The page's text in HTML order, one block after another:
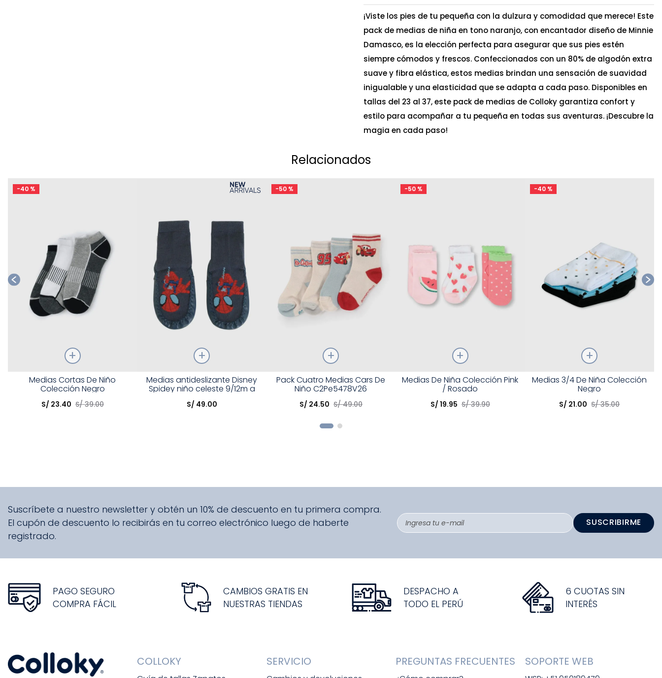
¡Viste los pies de tu pequeña con la dulzura y comodidad que merece! Este
pack de medias de niña en tono naranjo, con encantador diseño de Minnie
Damasco, es la elección perfecta para asegurar que sus pies estén
siempre cómodos y frescos. Confeccionados con un 80% de algodón extra
suave y fibra elástica, estos medias brindan una sensación de suavidad
inigualable y una elasticidad que se adapta a cada paso. Disponibles en
tallas del 23 al 37, este pack de medias de Colloky garantiza confort y
estilo para acompañar a tu pequeña en todas sus aventuras. ¡Descubre la
magia en cada paso!
Relacionados
-40 %
Elige una opción
Medias Cortas De Niño
Colección Negro
S/ 23.40 S/ 39.00
Talla
Elige una opción
Medias antideslizante Disney
Spidey niño celeste 9/12m a
2/3A
S/ 49.00
-50 %
Talla
Elige una opción
Pack Cuatro Medias Cars De
Niño C2Pe5478V26
S/ 24.50 S/ 49.00
-50 %
Talla
Elige una opción
Medias De Niña Colección Pink
/ Rosado
S/ 19.95 S/ 39.90
-40 %
Talla
Elige una opción
Medias 3/4 De Niña Colección
Negro
S/ 21.00 S/ 35.00
Suscríbete a nuestro newsletter y obtén un 10% de descuento en tu primera compra.
El cupón de descuento lo recibirás en tu correo electrónico luego de haberte
registrado.
SUSCRIBIRME
PAGO SEGURO
COMPRA FÁCIL
CAMBIOS GRATIS EN
NUESTRAS TIENDAS
DESPACHO A
TODO EL PERÚ
6 CUOTAS SIN
INTERÉS
COLLOKY SERVICIO PREGUNTAS FRECUENTES SOPORTE WEB